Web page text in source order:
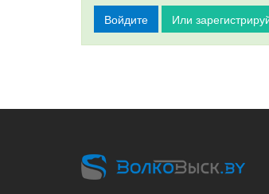
Войдите Или